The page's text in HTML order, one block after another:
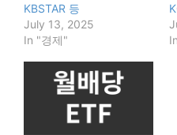
KBSTAR 등
July 13, 2025
In "경제"